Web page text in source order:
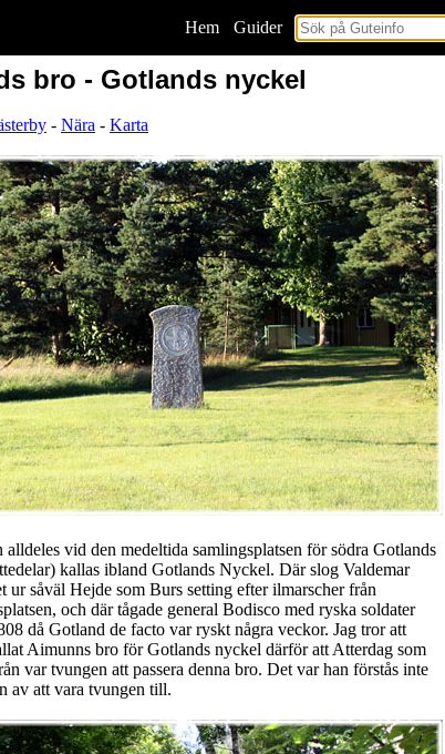
Hem< Guider
bro - Gotlands nyckel
- Nära - Karta
alldeles vid den medeltida samlingsplatsen för södra Gotlands
kallas ibland Gotlands Nyckel. Där slog Valdemar
ur såväl Hejde som Burs setting efter ilmarscher från
och där tågade general Bodisco med ryska soldater
då Gotland de facto var ryskt några veckor. Jag tror att
Aimunns bro för Gotlands nyckel därför att Atterdag som
var tvungen att passera denna bro. Det var han förstås inte
av att vara tvungen till.